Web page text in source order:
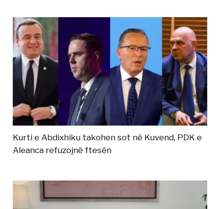
Kurti e Abdixhiku takohen sot në Kuvend, PDK e
Aleanca refuzojnë ftesën